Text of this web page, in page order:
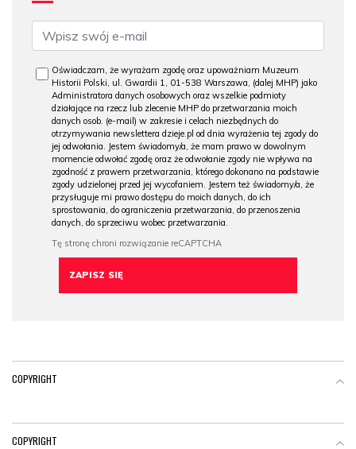
Oświadczam, że wyrażam zgodę oraz upoważniam Muzeum
Historii Polski, ul. Gwardii 1, 01-538 Warszawa, (dalej MHP) jako
Administratora danych osobowych oraz wszelkie podmioty
działające na rzecz lub zlecenie MHP do przetwarzania moich
danych osob. (e-mail) w zakresie i celach niezbędnych do
otrzymywania newslettera dzieje.pl od dnia wyrażenia tej zgody do
jej odwołania. Jestem świadomy/a, że mam prawo w dowolnym
momencie odwołać zgodę oraz że odwołanie zgody nie wpływa na
zgodność z prawem przetwarzania, którego dokonano na podstawie
zgody udzielonej przed jej wycofaniem. Jestem też świadomy/a, że
przysługuje mi prawo dostępu do moich danych, do ich
sprostowania, do ograniczenia przetwarzania, do przenoszenia
danych, do sprzeciwu wobec przetwarzania.
COPYRIGHT
COPYRIGHT